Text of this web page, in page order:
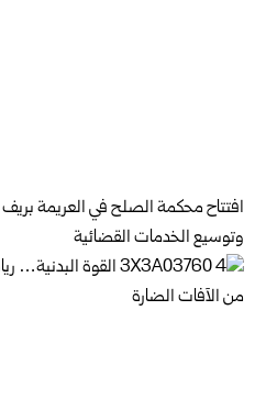
وتوسيع الخدمات القضائية